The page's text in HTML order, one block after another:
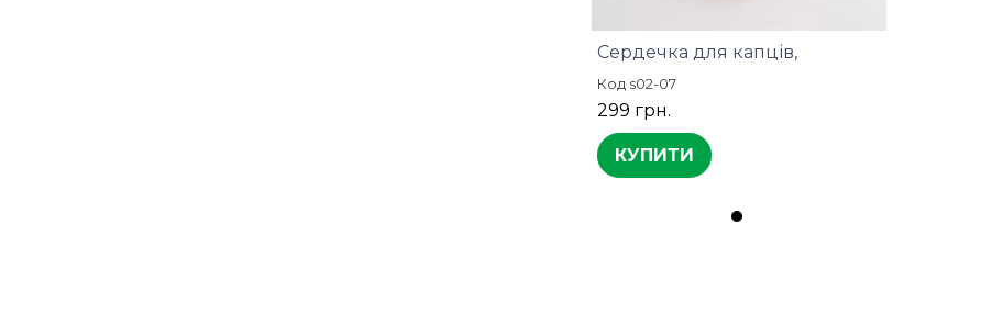
Сердечка для капців,
Код s02-07
299 грн.
КУПИТИ